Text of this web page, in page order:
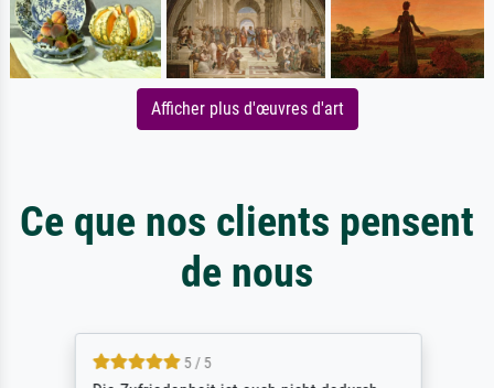
Afficher plus d'œuvres d'art
Ce que nos clients pensent
de nous
5 / 5